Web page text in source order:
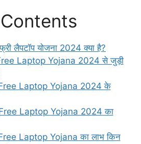
लैपटॉप योजना 2024 क्या है?
Laptop Yojana 2024 से जुड़ी
Laptop Yojana 2024 के
Laptop Yojana 2024 का
Laptop Yojana का लाभ किन